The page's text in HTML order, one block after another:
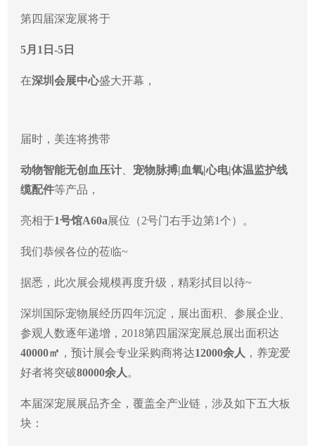
第四届深宠展将于
5月1日-5日
在深圳会展中心盛大开幕，
届时，美连将携带
动物智能无创血压计
宠物脉搏|血氧|心电|体温监护线
缆配件等产品，
亮相于1号馆A60a展位（2号门右手边第1个）。
我们恭候各位的莅临~
据悉，此次展会规模再度升级，精彩拭目以待~
深圳国际宠物展经历四年沉淀，展出面积、参展企业、
参观人数逐年递增，2018第四届深宠展总展出面积达
40000㎡ ，预计展会专业采购商将达12000余人 ，养宠爱
好者将突破80000余人 。
本届深宠展展品齐全，覆盖全产业链，涉及如下五大板
块：